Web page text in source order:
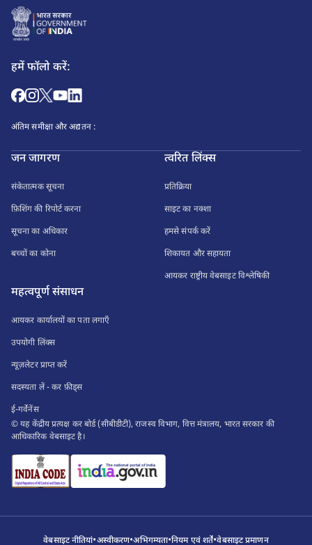
हमें फॉलो करें:
अंतिम समीक्षा और अद्यतन :
जन जागरण
संकेतात्मक सूचना
फ़िशिंग की रिपोर्ट करना
सूचना का अधिकार
बच्चों का कोना
त्वरित लिंक्स
प्रतिक्रिया
साइट का नक्शा
हमसे संपर्क करें
शिकायत और सहायता
आयकर राष्ट्रीय वेबसाइट विश्लेषिकी
महत्वपूर्ण संसाधन
आयकर कार्यालयों का पता लगाएँ
उपयोगी लिंक्स
न्यूज़लेटर प्राप्त करें
सदस्यता लें - कर फ़ीड्स
ई-गर्वेनेंस
© यह केंद्रीय प्रत्यक्ष कर बोर्ड (सीबीडीटी), राजस्व विभाग, वित्त मंत्रालय, भारत सरकार की
आधिकारिक वेबसाइट है।
वेबसाइट नीतियां•अस्वीकरण•अभिगम्यता•नियम एवं शर्तें•वेबसाइट प्रमाणन